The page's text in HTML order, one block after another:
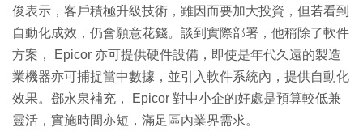
俊表示，客戶積極升級技術，雖因而要加大投資，但若看到
自動化成效，仍會願意花錢。談到實際部署，他稱除了軟件
方案， Epicor 亦可提供硬件設備，即使是年代久遠的製造
業機器亦可捕捉當中數據，並引入軟件系統內，提供自動化
效果。鄧永泉補充， Epicor 對中小企的好處是預算較低兼
靈活，實施時間亦短，滿足區內業界需求。